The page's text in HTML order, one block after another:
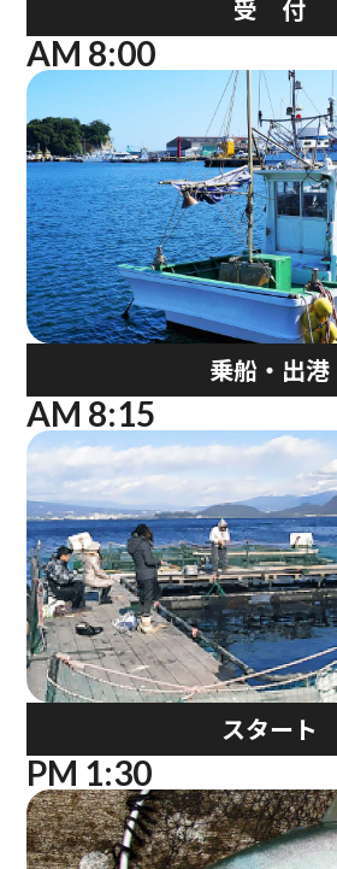
受 付
AM 8:00
乗船・出港
AM 8:15
スタート
PM 1:30